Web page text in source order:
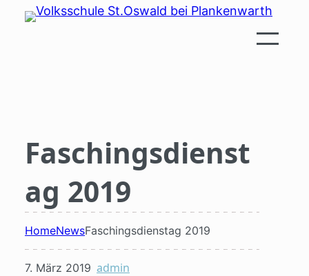
Faschingsdienst
ag 2019
HomeNewsFaschingsdienstag 2019
7. März 2019 admin